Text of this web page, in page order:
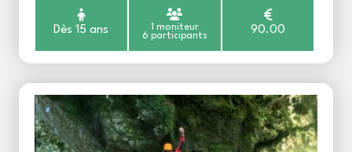
Dès 15 ans
1 moniteur
6 participants
90.00